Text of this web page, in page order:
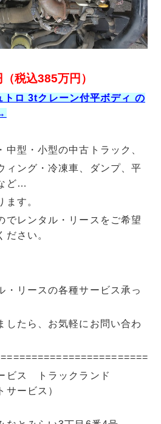
（税込385万円）
ロ 3tクレーン付平ボディ の
中型・小型の中古トラック、
ィング・冷凍車、ダンプ、平
ど…
ます。
レンタル・リースをご希望
ださい。
・リースの各種サービス承っ
したら、お気軽にお問い合わ
ビス トラックランド
サービス）